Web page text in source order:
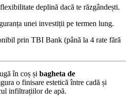
deplină dacă te răzgândești.
unei investiții pe termen lung.
prin TBI Bank (până la 4 rate fără
în coș și bagheta de
o finisare estetică între cadă și
infiltrațiilor de apă.